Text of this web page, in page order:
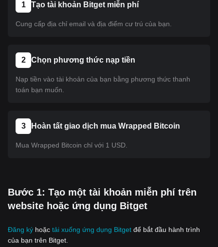
1 Tạo tài khoản Bitget miễn phí
Cung cấp địa chỉ email và địa điểm cư trú của bạn.
2 Chọn phương thức nạp tiền
Nạp tiền vào tài khoản của bạn bằng phương thức thanh
toán bạn muốn.
3 Hoàn tất giao dịch mua Wrapped Bitcoin
Mua Wrapped Bitcoin chỉ với 1 USD.
‌Bước 1: Tạo một tài khoản miễn phí trên
website hoặc ứng dụng Bitget
Đăng ký hoặc tải xuống ứng dụng Bitget để bắt đầu hành trình
của bạn trên Bitget.